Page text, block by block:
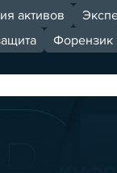
активов
Форензик